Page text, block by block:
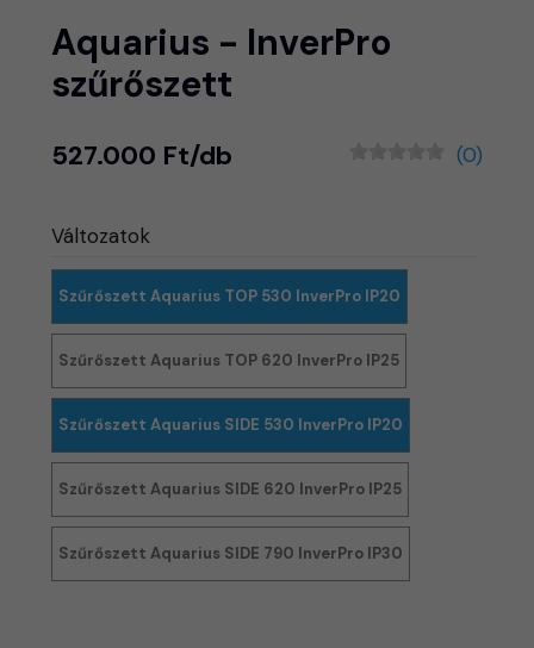
Aquarius - InverPro
szűrőszett
527.000 Ft/db (0)
Változatok
Szűrőszett Aquarius TOP 530 InverPro IP20
Szűrőszett Aquarius TOP 620 InverPro IP25
Szűrőszett Aquarius SIDE 530 InverPro IP20
Szűrőszett Aquarius SIDE 620 InverPro IP25
Szűrőszett Aquarius SIDE 790 InverPro IP30